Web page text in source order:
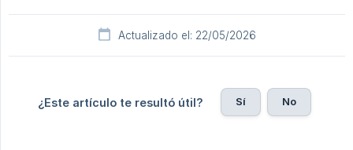
Actualizado el: 22/05/2026
¿Este artículo te resultó útil? Sí No